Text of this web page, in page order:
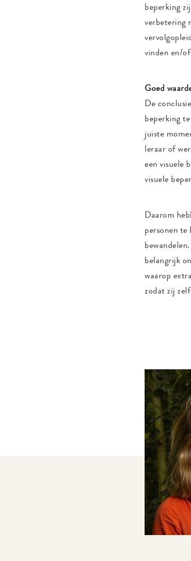
beperking
verbetering
vinden en/
Goed
De
beperking
juiste
leraar of
een visuele
visuele
Daarom
personen te
belangrijk
waarop
zodat zij